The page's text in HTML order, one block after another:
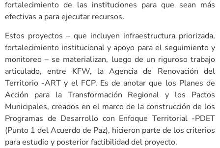
fortalecimiento de las instituciones para que sean más
efectivas a para ejecutar recursos.
Estos proyectos – que incluyen infraestructura priorizada,
fortalecimiento institucional y apoyo para el seguimiento y
monitoreo – se materializan, luego de un riguroso trabajo
articulado, entre KFW, la Agencia de Renovación del
Territorio -ART y el FCP. Es de anotar que los Planes de
Acción para la Transformación Regional y los Pactos
Municipales, creados en el marco de la construcción de los
Programas de Desarrollo con Enfoque Territorial -PDET
(Punto 1 del Acuerdo de Paz), hicieron parte de los criterios
para estudio y posterior factibilidad del proyecto.